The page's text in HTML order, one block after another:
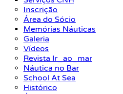
Inscrição
Área do Sócio
Memórias Náuticas
Galeria
Vídeos
Revista Ir_ao_mar
Náutica no Bar
School At Sea
Histórico